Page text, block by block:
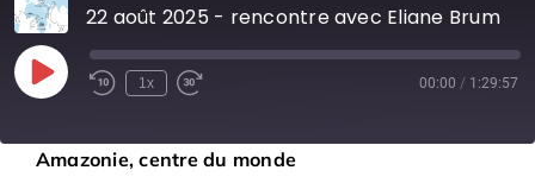
Contact22 août 2025 - rencontre avec Eliane Brum
Play
Episode
1x 00:00 / 1:29:57
Amazonie, centre du monde